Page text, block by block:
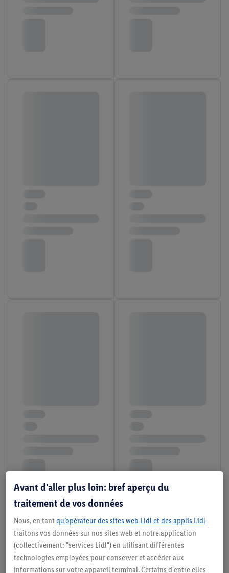
Avant d'aller plus loin: bref aperçu du
traitement de vos données
Nous, en tant qu’opérateur des sites web Lidl et des applis Lidl
traitons vos données sur nos sites web et notre application
(collectivement: "services Lidl") en utilisant différentes
technologies employées pour conserver et accéder aux
informations sur votre appareil terminal. Certains d'entre elles